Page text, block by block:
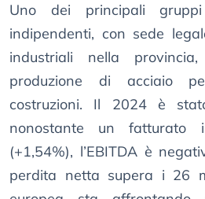
Uno dei principali
indipendenti, con sede
industriali nella
produzione di acciaio
costruzioni. Il 2024 è
nonostante un fatturato
(+1,54%), l’EBITDA è
perdita netta supera i 26